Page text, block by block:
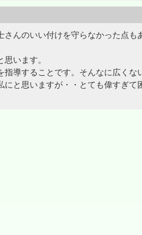
んのいい付けを守らなかった点も
います。
導することです。そんなに広くな
と思いますが・・とても偉すぎて